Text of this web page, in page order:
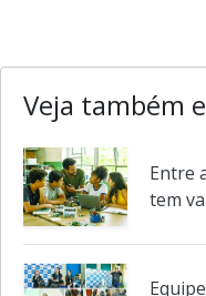
Veja também
Entre
tem